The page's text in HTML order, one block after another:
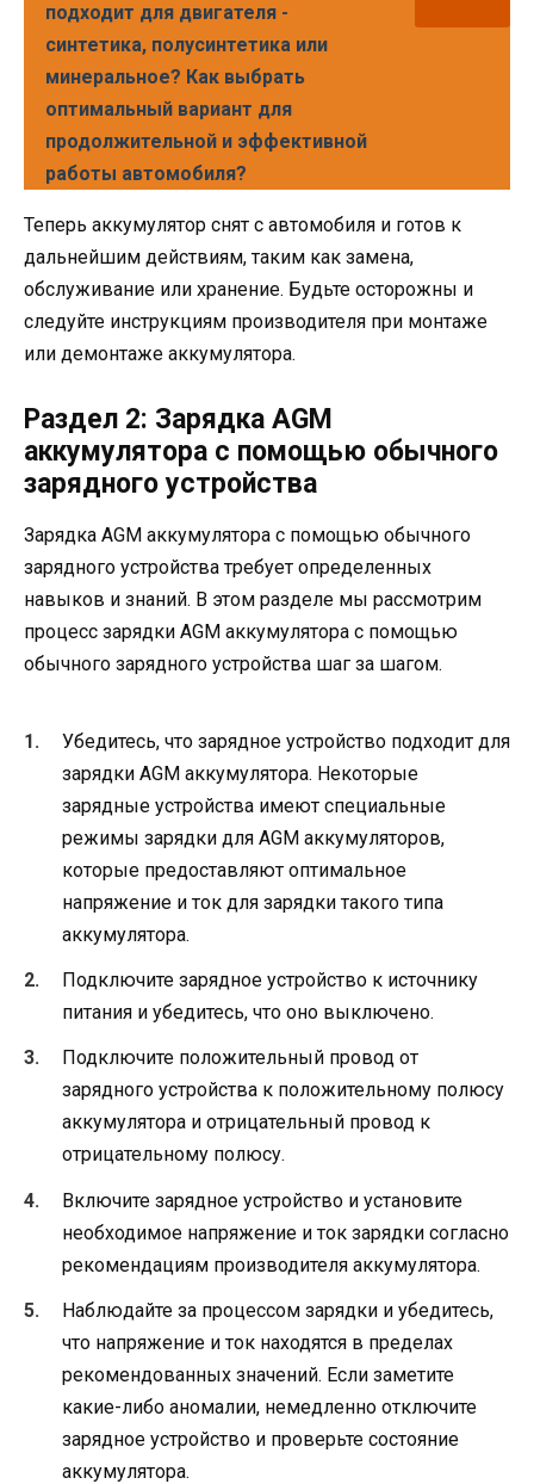
подходит для двигателя -
синтетика, полусинтетика или
минеральное? Как выбрать
оптимальный вариант для
продолжительной и эффективной
работы автомобиля?
Теперь аккумулятор снят с автомобиля и готов к
дальнейшим действиям, таким как замена,
обслуживание или хранение. Будьте осторожны и
следуйте инструкциям производителя при монтаже
или демонтаже аккумулятора.
Раздел 2: Зарядка AGM
аккумулятора с помощью обычного
зарядного устройства
Зарядка AGM аккумулятора с помощью обычного
зарядного устройства требует определенных
навыков и знаний. В этом разделе мы рассмотрим
процесс зарядки AGM аккумулятора с помощью
обычного зарядного устройства шаг за шагом.
Убедитесь, что зарядное устройство подходит для
зарядки AGM аккумулятора. Некоторые
зарядные устройства имеют специальные
режимы зарядки для AGM аккумуляторов,
которые предоставляют оптимальное
напряжение и ток для зарядки такого типа
аккумулятора.
Подключите зарядное устройство к источнику
питания и убедитесь, что оно выключено.
Подключите положительный провод от
зарядного устройства к положительному полюсу
аккумулятора и отрицательный провод к
отрицательному полюсу.
Включите зарядное устройство и установите
необходимое напряжение и ток зарядки согласно
рекомендациям производителя аккумулятора.
Наблюдайте за процессом зарядки и убедитесь,
что напряжение и ток находятся в пределах
рекомендованных значений. Если заметите
какие-либо аномалии, немедленно отключите
зарядное устройство и проверьте состояние
аккумулятора.